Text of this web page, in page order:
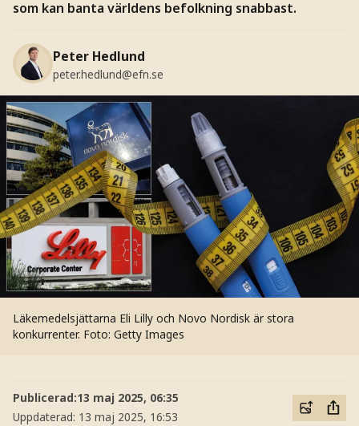
som kan banta världens befolkning snabbast.
Peter Hedlund
peter.hedlund@efn.se
Läkemedelsjättarna Eli Lilly och Novo Nordisk är stora
konkurrenter. Foto: Getty Images
Publicerad:13 maj 2025, 06:35
Uppdaterad: 13 maj 2025, 16:53